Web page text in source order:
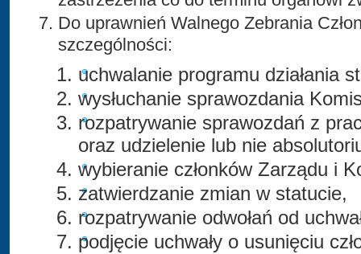
Do uprawnień Walnego Zebrania
szczególności:
uchwalanie programu działania
wysłuchanie sprawozdania
rozpatrywanie sprawozdań z
oraz udzielenie lub nie
wybieranie członków Zarządu i
zatwierdzanie zmian w statucie,
rozpatrywanie odwołań od
podjęcie uchwały o usunięciu